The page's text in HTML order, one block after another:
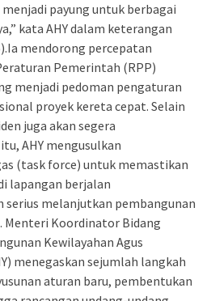
payung untuk berbagai
kata AHY dalam keterangan
mendorong percepatan
Pemerintah (RPP)
menjadi pedoman pengaturan
proyek kereta cepat. Selain
juga akan segera
AHY mengusulkan
(task force) untuk memastikan
lapangan berjalan
melanjutkan pembangunan
Menteri Koordinator Bidang
Kewilayahan Agus
menegaskan sejumlah langkah
aturan baru, pembentukan